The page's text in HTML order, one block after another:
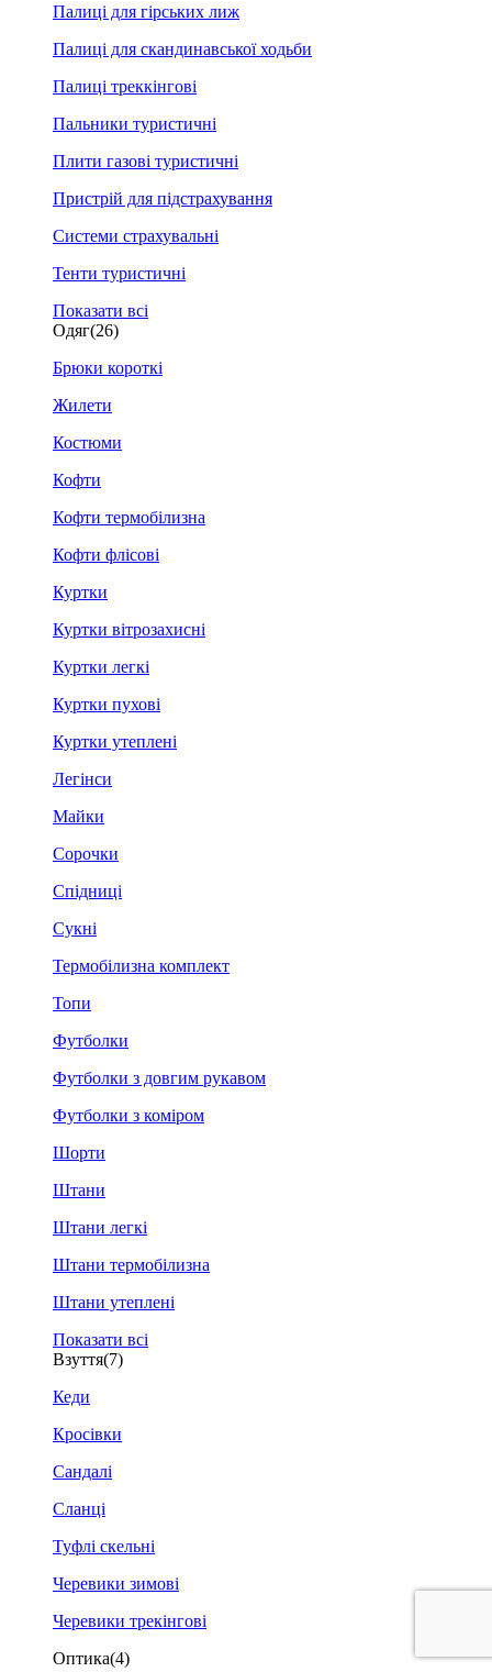
Палиці для гірських лиж
Палиці для скандинавської ходьби
Палиці треккінгові
Пальники туристичні
Плити газові туристичні
Пристрій для підстрахування
Системи страхувальні
Тенти туристичні
Показати всі
Одяг(26)
Брюки короткі
Жилети
Костюми
Кофти
Кофти термобілизна
Кофти флісові
Куртки
Куртки вітрозахисні
Куртки легкі
Куртки пухові
Куртки утеплені
Легінси
Майки
Сорочки
Спідниці
Сукні
Термобілизна комплект
Топи
Футболки
Футболки з довгим рукавом
Футболки з коміром
Шорти
Штани
Штани легкі
Штани термобілизна
Штани утеплені
Показати всі
Взуття(7)
Кеди
Кросівки
Сандалі
Сланці
Туфлі скельні
Черевики зимові
Черевики трекінгові
Оптика(4)